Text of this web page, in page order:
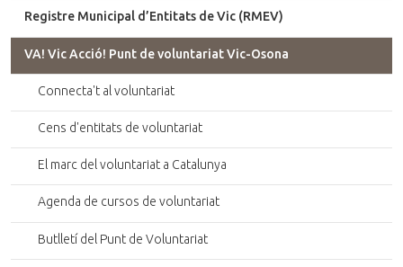
Registre Municipal d’Entitats de Vic (RMEV)
VA! Vic Acció! Punt de voluntariat Vic-Osona
Connecta't al voluntariat
Cens d'entitats de voluntariat
El marc del voluntariat a Catalunya
Agenda de cursos de voluntariat
Butlletí del Punt de Voluntariat